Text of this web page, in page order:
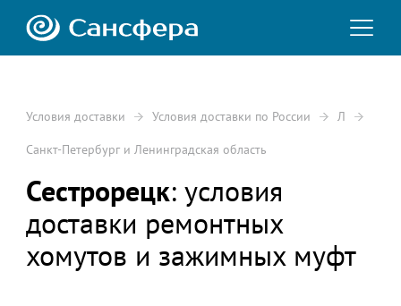
Условия доставки Условия доставки по России Л
Санкт-Петербург и Ленинградская область
Сестрорецк: условия
доставки ремонтных
хомутов и зажимных муфт